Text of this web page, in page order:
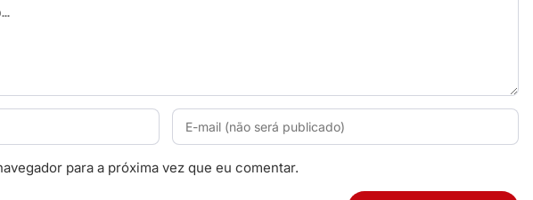
para a próxima vez que eu comentar.